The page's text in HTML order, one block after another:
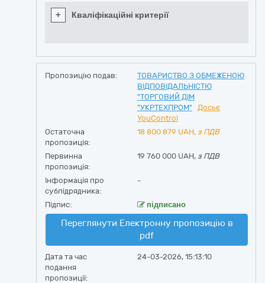
+ Кваліфікаційні критерії
Пропозицію подав:
ТОВАРИСТВО З ОБМЕЖЕНОЮ
ВІДПОВІДАЛЬНІСТЮ
"ТОРГОВИЙ ДІМ
"УКРТЕХПРОМ"
Досьє
YouControl
Остаточна
пропозиція:
18 800 879 UAH, з ПДВ
Первинна
пропозиція:
19 760 000 UAH, з ПДВ
Інформація про
субпідрядника:
-
Підпис: підписано
Переглянути Електронну пропозицію в
pdf
Дата та час
подання
пропозиції:
24-03-2026, 15:13:10